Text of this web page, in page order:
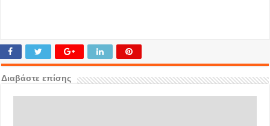
Διαβάστε επίσης